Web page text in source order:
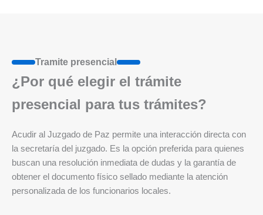
Tramite presencial
¿Por qué elegir el trámite
presencial para tus trámites?
Acudir al Juzgado de Paz permite una interacción directa con
la secretaría del juzgado. Es la opción preferida para quienes
buscan una resolución inmediata de dudas y la garantía de
obtener el documento físico sellado mediante la atención
personalizada de los funcionarios locales.